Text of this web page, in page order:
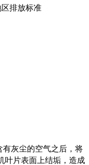
区排放标准
有灰尘的空气之后，将
叶片表面上结垢，造成